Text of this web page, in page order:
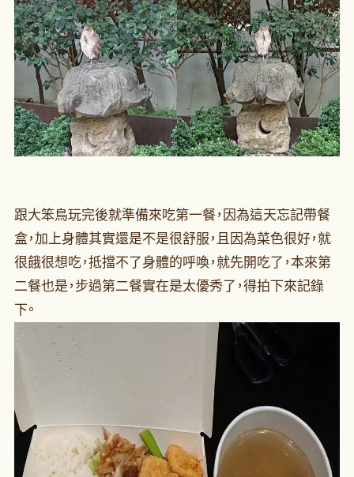
跟大笨鳥玩完後就準備來吃第一餐，因為這天忘記帶餐
盒，加上身體其實還是不是很舒服，且因為菜色很好，就
很餓很想吃，抵擋不了身體的呼喚，就先開吃了，本來第
二餐也是，步過第二餐實在是太優秀了，得拍下來記錄
下。